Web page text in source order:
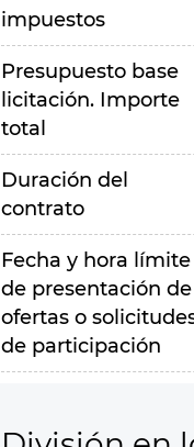
impuestos
Presupuesto base
licitación. Importe
total
Duración del
contrato
Fecha y hora límite
de presentación de
ofertas o
de participación